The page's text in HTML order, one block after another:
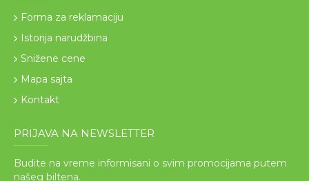
Forma za reklamaciju
Istorija narudžbina
Snižene cene
Mapa sajta
Kontakt
PRIJAVA NA NEWSLETTER
Budite na vreme informisani o svim promocijama putem
našeg biltena.